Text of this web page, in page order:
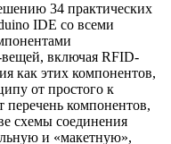
34 практических
IDE со всеми
вещей, включая RFID-
как этих компонентов,
от простого к
перечень компонентов,
схемы соединения
и «макетную»,